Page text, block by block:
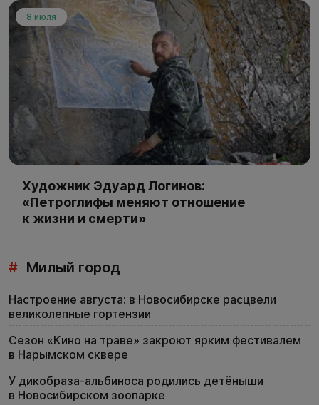
8 июля
Художник Эдуард Логинов:
«Петроглифы меняют отношение
к жизни и смерти»
# Милый город
Настроение августа: в Новосибирске расцвели
великолепные гортензии
Сезон «Кино на траве» закроют ярким фестивалем
в Нарымском сквере
У дикобраза-альбиноса родились детёныши
в Новосибирском зоопарке